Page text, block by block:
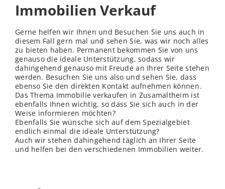
Immobilien Verkauf
Gerne helfen wir Ihnen und Besuchen Sie uns auch in
diesem Fall gern mal und sehen Sie, was wir noch alles
zu bieten haben. Permanent bekommen Sie von uns
genauso die ideale Unterstützung, sodass wir
dahingehend genauso mit Freude an Ihrer Seite stehen
werden. Besuchen Sie uns also und sehen Sie, dass
ebenso Sie den direkten Kontakt aufnehmen können.
Das Thema Immobilie verkaufen in Zusamaltheim ist
ebenfalls Ihnen wichtig, so dass Sie sich auch in der
Weise informieren möchten?
Ebenfalls Sie wünsche sich auf dem Spezialgebiet
endlich einmal die ideale Unterstützung?
Auch wir stehen dahingehend täglich an Ihrer Seite
und helfen bei den verschiedenen Immobilien weiter.